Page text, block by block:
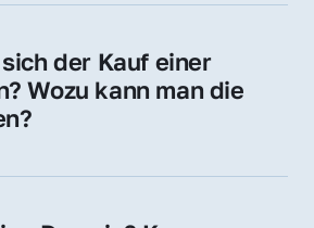
Rechte zur Nutzung,
der Kauf einer
Wozu kann man die
Nutzen Sie sie